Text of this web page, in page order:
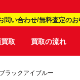
問い合わせ/無料査定の
取 買取の流れ
ラックアイブルー